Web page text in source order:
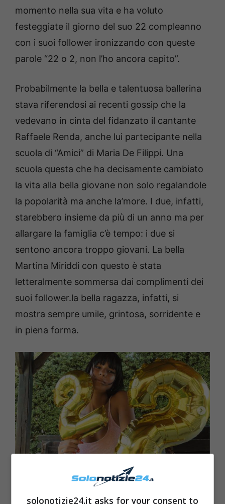
momento nella sua vita e ha voluto
festeggiate il giorno del suo 22 compleanno
con i suoi follower ironizzando con queste
parole “22 o 2, non l’ho ancora capito”.
Probabilmente la bella e talentuosa ballerina
stava riferendosi ai recenti gossip che la
vedevano in cinta del fidanzato il cantante
Raffaele Renda, anche lui partecipante nella
scuola di “Amici” di Maria De Filippi. Una
scuola questa che ha decisamente cambiato
la vita alla bella giovane non solo regalandole
la popolarità ma anche la’more. I due, infatti,
starebbero insieme da più di un anno ma per
allargare la famiglia c’è tempo: i due si
sentono ancora troppo giovani. La bella
Martina Miriddi con questo è stata
letteralmente sommersa dai complimenti dei
suoi follower.la bella ragazza, infatti, si
mostra sempre umile, grintosa, sorridente e
in piena forma.
solonotizie24.it asks for your consent to